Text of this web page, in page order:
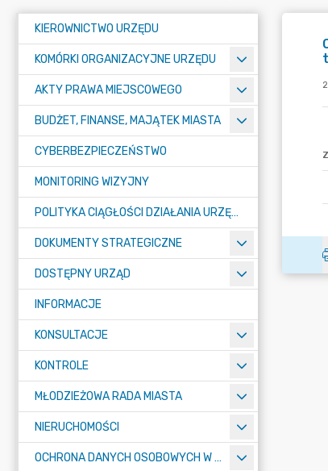
KIEROWNICTWO URZĘDU
KOMÓRKI ORGANIZACYJNE URZĘDU
AKTY PRAWA MIEJSCOWEGO
BUDŻET, FINANSE, MAJĄTEK MIASTA
CYBERBEZPIECZEŃSTWO
MONITORING WIZYJNY
POLITYKA CIĄGŁOŚCI DZIAŁANIA URZĘDU MIASTA ŻORY
DOKUMENTY STRATEGICZNE
DOSTĘPNY URZĄD
INFORMACJE
KONSULTACJE
KONTROLE
MŁODZIEŻOWA RADA MIASTA
NIERUCHOMOŚCI
OCHRONA DANYCH OSOBOWYCH W URZĘDZIE MIASTA ŻORY - RODO